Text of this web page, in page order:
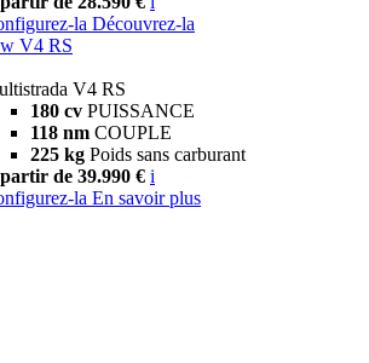
la Découvrez-la
V4 RS
V4 RS
180 cv PUISSANCE
118 nm COUPLE
225 kg Poids sans carburant
de 39.990 € i
la En savoir plus